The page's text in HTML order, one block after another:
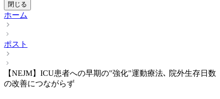
閉じる
ホーム
ポスト
【NEJM】ICU患者への早期の"強化"運動療法､ 院外生存日数
の改善につながらず